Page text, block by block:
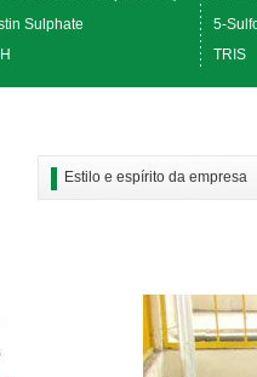
Sulphate
5-
TRIS
Estilo e espírito da empresa